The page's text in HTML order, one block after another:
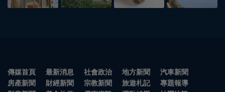
傳媒首頁 最新消息 社會政治 地方新聞
汽車新聞
房產新聞
財經新聞 宗教新聞 旅遊札記
專題報導